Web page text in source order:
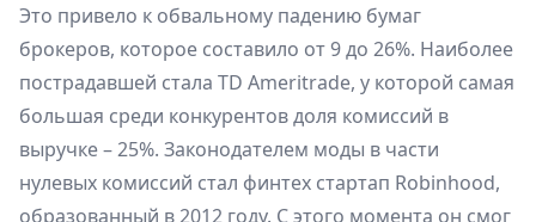
Это привело к обвальному падению бумаг
брокеров, которое составило от 9 до 26%. Наиболее
пострадавшей стала TD Ameritrade, у которой самая
большая среди конкурентов доля комиссий в
выручке – 25%. Законодателем моды в части
нулевых комиссий стал финтех стартап Robinhood,
образованный в 2012 году. С этого момента он смог